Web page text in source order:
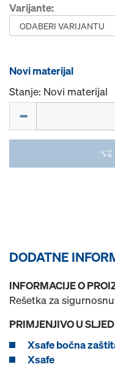
Varijante:
Novi materijal
Stanje: Novi materijal
DODATNE
INFORMACIJE O
Rešetka za
PRIMJENJIVO U
Xsafe bočna
Xsafe